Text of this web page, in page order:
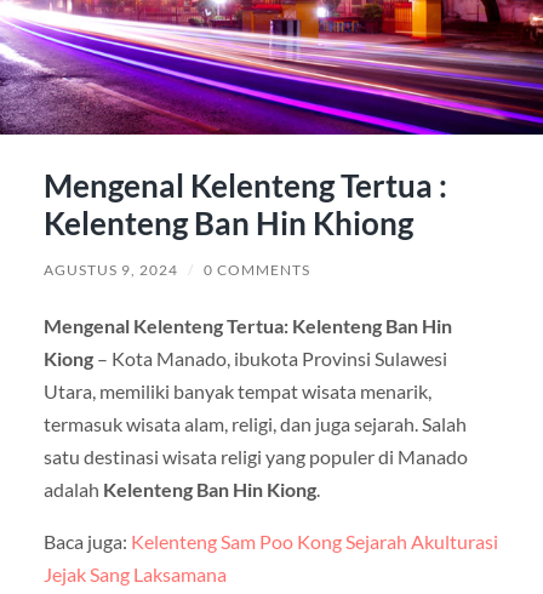
Mengenal Kelenteng Tertua :
Kelenteng Ban Hin Khiong
AGUSTUS 9, 2024 / 0 COMMENTS
Mengenal Kelenteng Tertua: Kelenteng Ban Hin
Kiong– Kota Manado, ibukota Provinsi Sulawesi
Utara, memiliki banyak tempat wisata menarik,
termasuk wisata alam, religi, dan juga sejarah. Salah
satu destinasi wisata religi yang populer di Manado
adalah Kelenteng Ban Hin Kiong.
Baca juga: Kelenteng Sam Poo Kong Sejarah Akulturasi
Jejak Sang Laksamana